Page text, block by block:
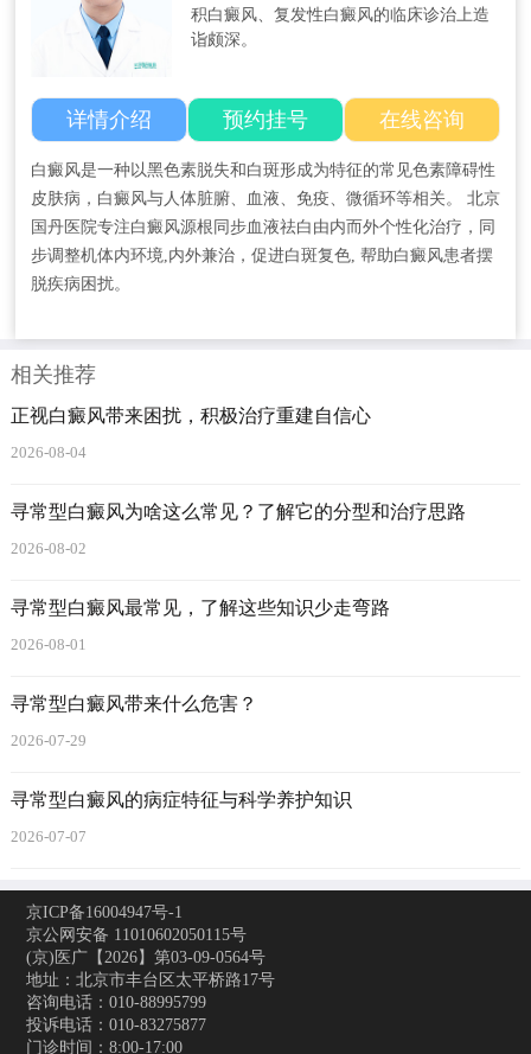
积白癜风、复发性白癜风的临床诊治上造
诣颇深。
详情介绍 预约挂号 在线咨询
白癜风是一种以黑色素脱失和白斑形成为特征的常见色素障碍性
皮肤病，白癜风与人体脏腑、血液、免疫、微循环等相关。 北京
国丹医院专注白癜风源根同步血液祛白由内而外个性化治疗，同
步调整机体内环境,内外兼治，促进白斑复色, 帮助白癜风患者摆
脱疾病困扰。
相关推荐
正视白癜风带来困扰，积极治疗重建自信心
2026-08-04
寻常型白癜风为啥这么常见？了解它的分型和治疗思路
2026-08-02
寻常型白癜风最常见，了解这些知识少走弯路
2026-08-01
寻常型白癜风带来什么危害？
2026-07-29
寻常型白癜风的病症特征与科学养护知识
2026-07-07
京ICP备16004947号-1
京公网安备 11010602050115号
(京)医广【2026】第03-09-0564号
地址：北京市丰台区太平桥路17号
咨询电话：010-88995799
投诉电话：010-83275877
门诊时间：8:00-17:00